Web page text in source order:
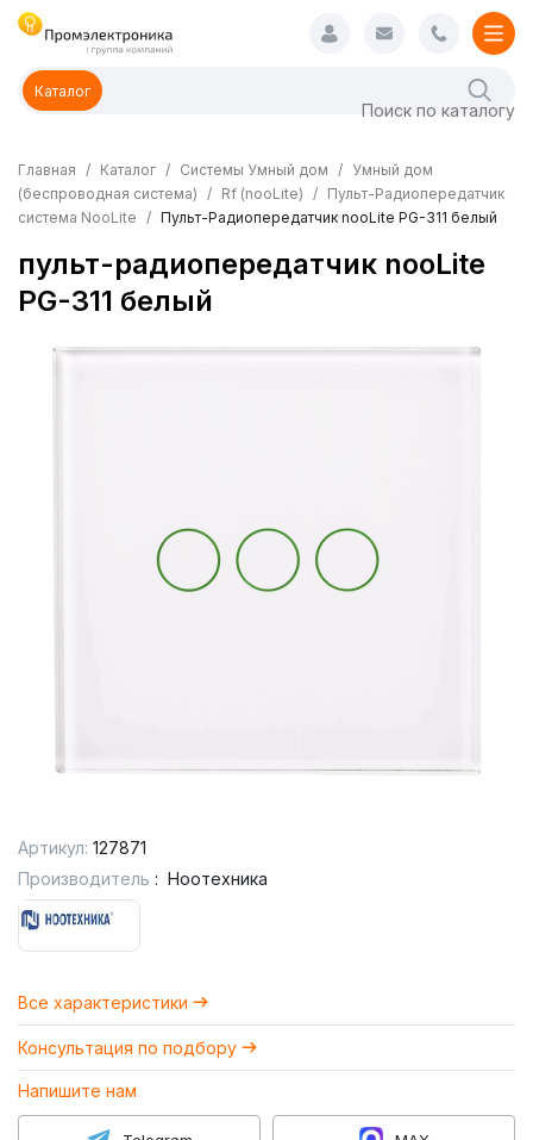
Каталог
Главная Каталог Системы Умный дом
Умный дом
(беспроводная система)
Rf (nooLite)
Пульт-Радиопередатчик
система NooLite
Пульт-Радиопередатчик nooLite PG-311 белый
пульт-радиопередатчик nooLite
PG-311 белый
Артикул: 127871
Производитель : Ноотехника
Все характеристики
Консультация по подбору
Напишите нам